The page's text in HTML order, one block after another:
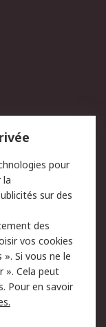
technique
des e-mails
générales
pour
la
sur des
des
vos cookies
Si vous ne le
». Cela peut
Pour en savoir